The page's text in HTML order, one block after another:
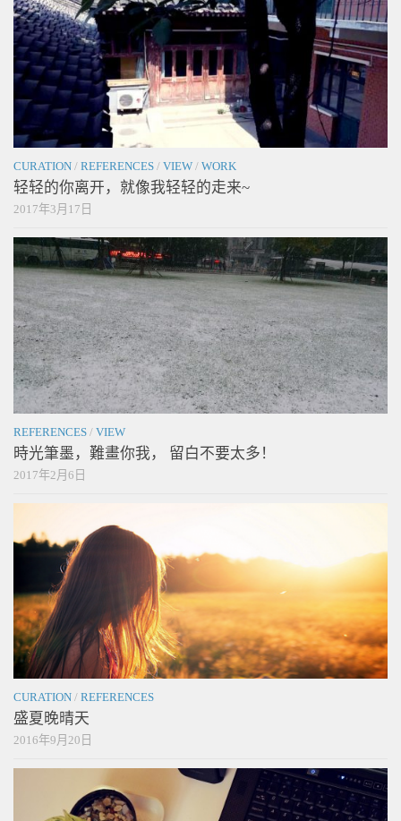
CURATION / REFERENCES / VIEW / WORK
轻轻的你离开，就像我轻轻的走来~
2017年3月17日
REFERENCES / VIEW
時光筆墨，難畫你我， 留白不要太多！
2017年2月6日
CURATION / REFERENCES
盛夏晚晴天
2016年9月20日